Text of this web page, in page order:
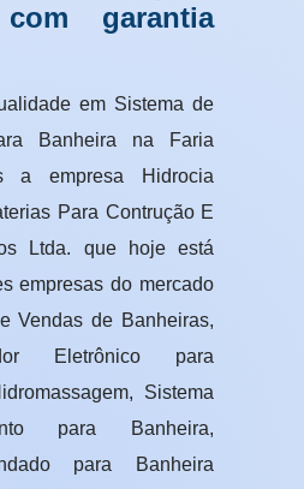
garantia
em Sistema de
Banheira na Faria
a empresa Hidrocia
Para Contrução E
Ltda. que hoje está
empresas do mercado
Vendas de Banheiras,
Eletrônico para
Sistema
para Banheira,
para Banheira